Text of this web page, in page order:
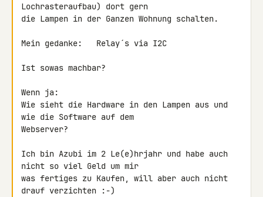
Lochrasteraufbau) dort gern
die Lampen in der Ganzen Wohnung schalten.
Mein gedanke:   Relay´s via I2C
Ist sowas machbar?
Wenn ja:
Wie sieht die Hardware in den Lampen aus und
wie die Software auf dem
Webserver?
Ich bin Azubi im 2 Le(e)hrjahr und habe auch
nicht so viel Geld um mir
was fertiges zu Kaufen, will aber auch nicht
drauf verzichten :-)